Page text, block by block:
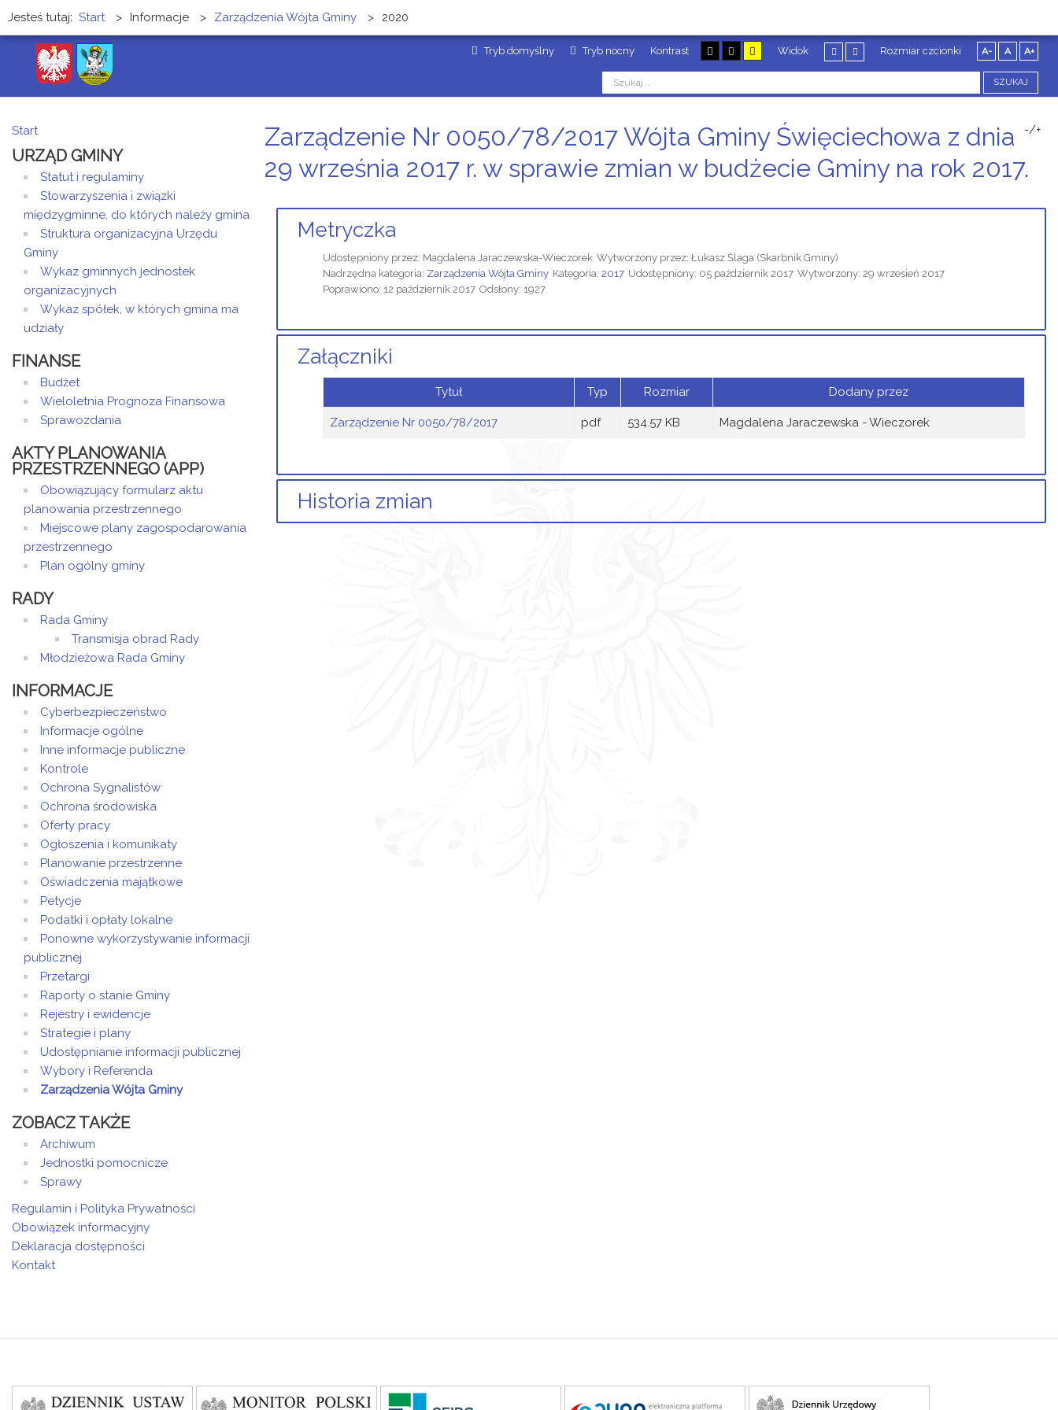
Tryb domyślny Tryb nocny Kontrast Widok Rozmiar czcionki A- A A+
SZUKAJ
Jesteś tutaj: Start > Informacje > Zarządzenia Wójta Gminy > 2020
Zarządzenie Nr 0050/78/2017 Wójta Gminy Święciechowa z dnia
29 września 2017 r. w sprawie zmian w budżecie Gminy na rok 2017.
-/+
Metryczka
Udostępniony przez: Magdalena Jaraczewska-Wieczorek Wytworzony przez: Łukasz Ślaga (Skarbnik Gminy)
Nadrzędna kategoria: Zarządzenia Wójta Gminy Kategoria: 2017 Udostępniony: 05 październik 2017 Wytworzony: 29 wrzesień 2017
Poprawiono: 12 październik 2017 Odsłony: 1927
Załączniki
Tytuł Typ Rozmiar Dodany przez
Zarządzenie Nr 0050/78/2017 pdf 534.57 KB Magdalena Jaraczewska - Wieczorek
Historia zmian
Start
URZĄD GMINY
Statut i regulaminy
Stowarzyszenia i związki
międzygminne, do których należy gmina
Struktura organizacyjna Urzędu
Gminy
Wykaz gminnych jednostek
organizacyjnych
Wykaz spółek, w których gmina ma
udziały
FINANSE
Budżet
Wieloletnia Prognoza Finansowa
Sprawozdania
AKTY PLANOWANIA
PRZESTRZENNEGO (APP)
Obowiązujący formularz aktu
planowania przestrzennego
Miejscowe plany zagospodarowania
przestrzennego
Plan ogólny gminy
RADY
Rada Gminy
Transmisja obrad Rady
Młodzieżowa Rada Gminy
INFORMACJE
Cyberbezpieczeństwo
Informacje ogólne
Inne informacje publiczne
Kontrole
Ochrona Sygnalistów
Ochrona środowiska
Oferty pracy
Ogłoszenia i komunikaty
Planowanie przestrzenne
Oświadczenia majątkowe
Petycje
Podatki i opłaty lokalne
Ponowne wykorzystywanie informacji
publicznej
Przetargi
Raporty o stanie Gminy
Rejestry i ewidencje
Strategie i plany
Udostępnianie informacji publicznej
Wybory i Referenda
Zarządzenia Wójta Gminy
ZOBACZ TAKŻE
Archiwum
Jednostki pomocnicze
Sprawy
Regulamin i Polityka Prywatności
Obowiązek informacyjny
Deklaracja dostępności
Kontakt